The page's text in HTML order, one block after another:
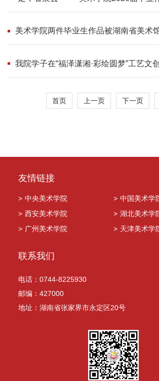
美术学院两件毕业生作品被湖南省美术
我院学子在“福泽潇湘·彩绘圆梦”工艺文
首页 上一页 下一页
友情链接
> 中央美术学院 > 中国美术学
> 西安美术学院 > 湖北美术学
> 广州美术学院 > 天津美术学
联系我们
电话：0744-8225930
邮编：427000
地址：湖南省张家界市永定区20号